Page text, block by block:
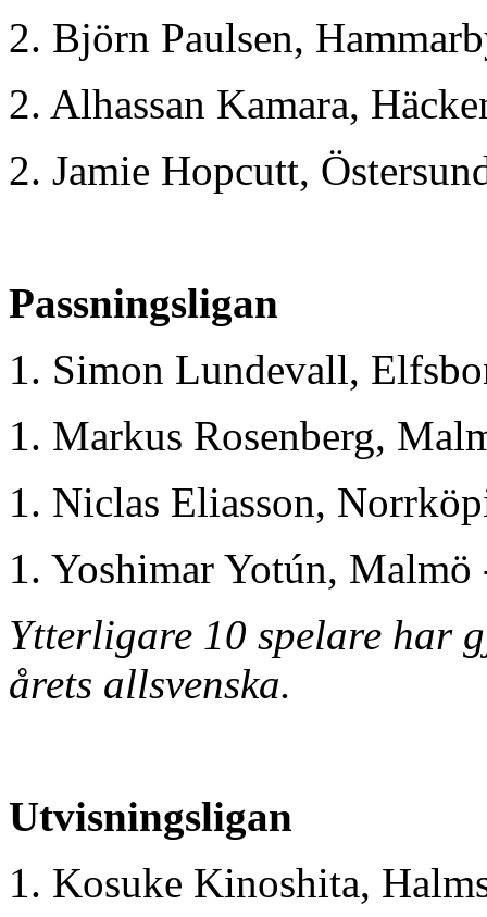
2. Björn Paulsen,
2. Alhassan Kamara,
2. Jamie Hopcutt,
Passningsligan
1. Simon Lundevall,
1. Markus Rosenberg,
1. Niclas Eliasson,
1. Yoshimar Yotún, Malmö
Ytterligare 10 spelare har
årets allsvenska.
Utvisningsligan
1. Kosuke Kinoshita,